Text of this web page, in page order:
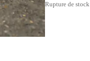
Rupture de stock